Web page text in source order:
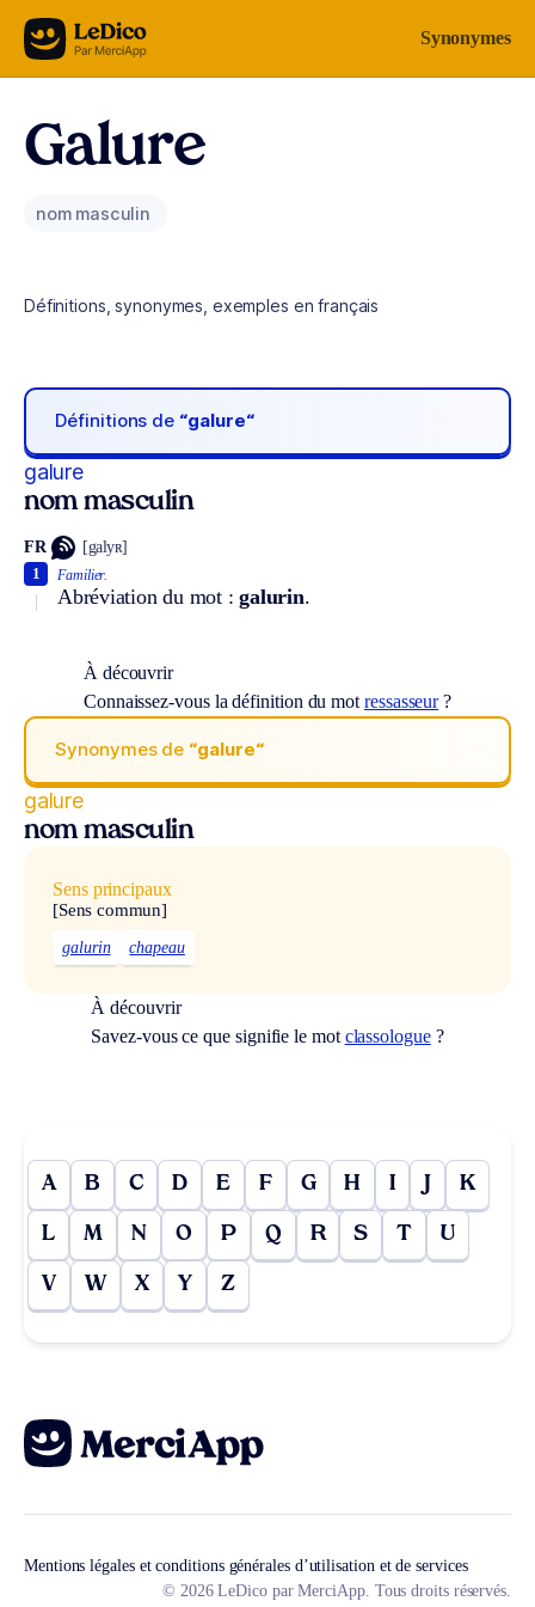
Aller au contenu Synonymes
Galure
nom masculin
Définitions, synonymes, exemples en français
Définitions de “galure“
galure
nom masculin
FR [galyʀ]
Familier.
Abréviation du mot :galurin.
1
À découvrir
Connaissez-vous la définition du mot ressasseur?
Synonymes de “galure“
galure
nom masculin
Sens principaux
[Sens commun]
galurin chapeau
À découvrir
Savez-vous ce que signifie le mot classologue?
A B C D E F G H I J K
L M N O P Q R S T U
V W X Y Z
Mentions légales et conditions générales d’utilisation et de services
© 2026 LeDico par MerciApp. Tous droits réservés.